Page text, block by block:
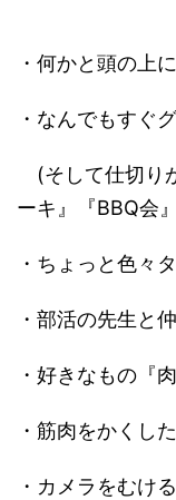
・何かと頭の上
・なんでもすぐ
(そして仕切り
ーキ』『BBQ会
・ちょっと色々
・部活の先生と
・好きなもの『肉
・筋肉をかくし
・カメラをむけ